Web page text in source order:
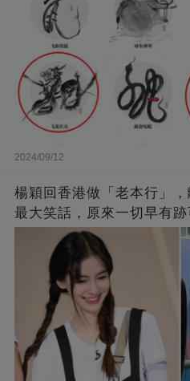
2024/09/12
楊穎回香港做「老本行」
最大笑話，原來一切早有跡